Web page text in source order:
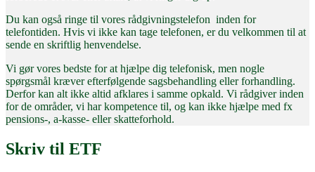
Du kan også ringe til vores rådgivningstelefon inden for
telefontiden. Hvis vi ikke kan tage telefonen, er du velkommen til at
sende en skriftlig henvendelse.
Vi gør vores bedste for at hjælpe dig telefonisk, men nogle
spørgsmål kræver efterfølgende sagsbehandling eller forhandling.
Derfor kan alt ikke altid afklares i samme opkald. Vi rådgiver inden
for de områder, vi har kompetence til, og kan ikke hjælpe med fx
pensions-, a-kasse- eller skatteforhold.
Skriv til ETF